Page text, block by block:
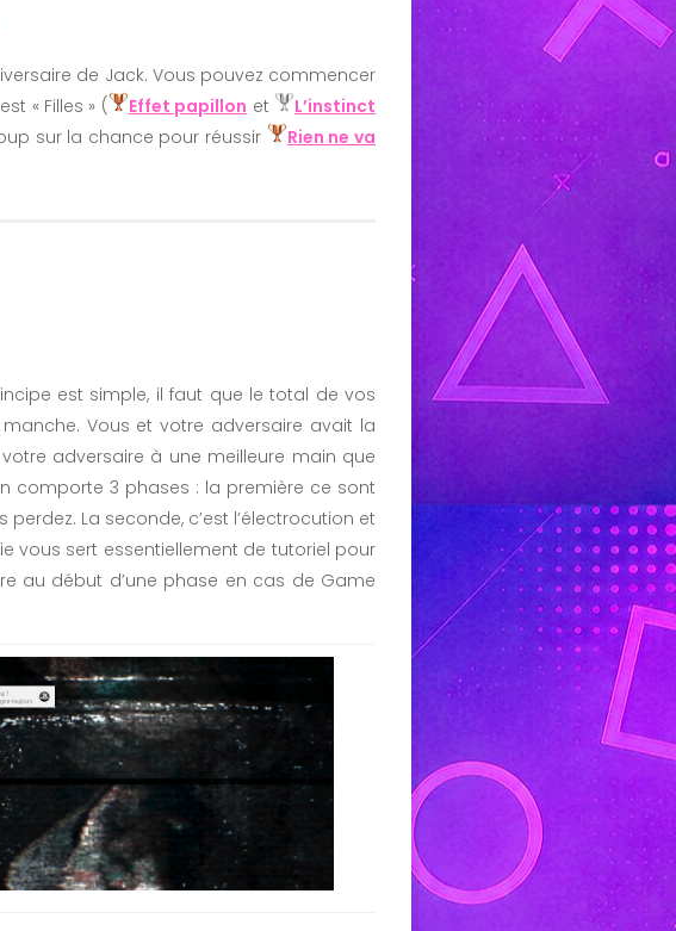
de Jack. Vous pouvez commencer
« Filles » (
Effet papillon et
L’instinct
sur la chance pour réussir
Rien ne va
est simple, il faut que le total de vos
Vous et votre adversaire avait la
adversaire à une meilleure main que
comporte 3 phases : la première ce sont
La seconde, c’est l’électrocution et
vous sert essentiellement de tutoriel pour
au début d’une phase en cas de Game